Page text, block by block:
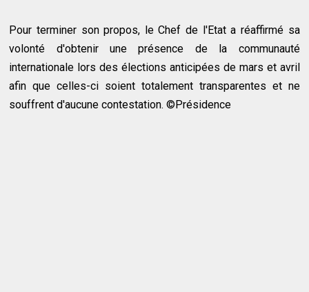
Pour terminer son propos, le Chef de l'Etat a réaffirmé sa
volonté d'obtenir une présence de la communauté
internationale lors des élections anticipées de mars et avril
afin que celles-ci soient totalement transparentes et ne
souffrent d'aucune contestation. ©Présidence